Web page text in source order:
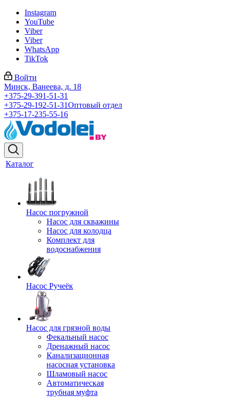
Instagram
YouTube
Viber
Viber
WhatsApp
TikTok
Войти
Минск, Ванеева, д. 18
+375-29-391-51-31
+375-29-192-51-31Оптовый отдел
+375-17-235-55-16
Каталог
Насос погружной
Насос для скважины
Насос для колодца
Комплект для
водоснабжения
Насос Ручеёк
Насос для грязной воды
Фекальный насос
Дренажный насос
Канализационная
насосная установка
Шламовый насос
Автоматическая
трубная муфта